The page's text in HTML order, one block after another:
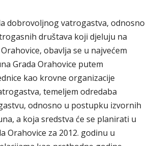
dobrovoljnog vatrogastva, odnosno
društava koji djeluju na
obavlja se u najvećem
Grada Orahovice putem
kao krovne organizacije
temeljem odredaba
odnosno u postupku izvornih
a koja sredstva će se planirati u
Orahovice za 2012. godinu u